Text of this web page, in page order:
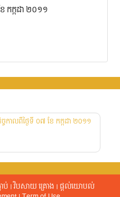
កក្កដា ២០១១
ចកាលពីថ្ងៃទី ០៧ ខែ កក្កដា ២០១១
ប់ |វិបសាយ គ្រោង |ផ្តល់​យោបល់​